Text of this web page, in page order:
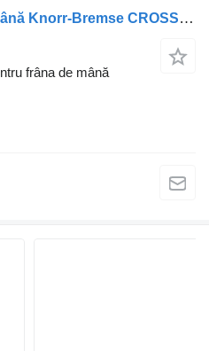
Supapă pentru frâna de mână Knorr-Bremse CROSSWAY (01.06-) DPM61EY pentru autobuz Irisbus Arway, Crossway, Crealis, Magelys, Proway, Daily Tourys (2006-)
frâna de mână